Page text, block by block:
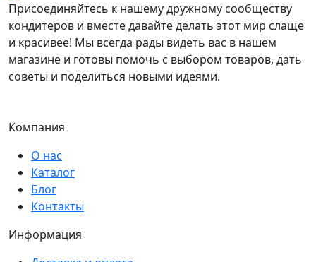
Присоединяйтесь к нашему дружному сообществу
кондитеров и вместе давайте делать этот мир слаще
и красивее! Мы всегда рады видеть вас в нашем
магазине и готовы помочь с выбором товаров, дать
советы и поделиться новыми идеями.
Компания
О нас
Каталог
Блог
Контакты
Информация